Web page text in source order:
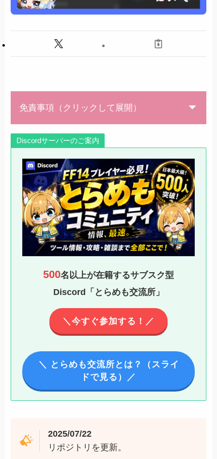
免責事項（クリックして展開）
Discordサーバーのご案内
500名以上が在籍するサブスク型
Discord「とらめも交流所」
＼今すぐ参加する！／
＼ とらめも交流所とは？（スライ
ドで見る）／
2025/07/22
リポジトリを更新。